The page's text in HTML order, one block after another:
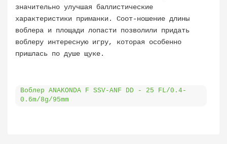
значительно улучшая баллистические
характеристики приманки. Соот-ношение длины
воблера и площади лопасти позволили придать
воблеру интересную игру, которая особенно
пришлась по душе щуке.
Воблер ANAKONDA F SSV-ANF DD - 25 FL/0.4-
0.6m/8g/95mm